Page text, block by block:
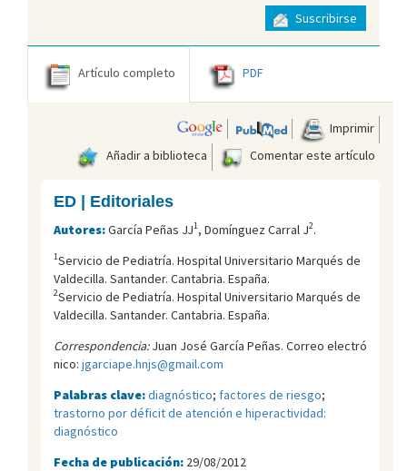
Suscribirse
Artículo completo PDF
Imprimir
Añadir a biblioteca
Comentar este artículo
ED | Editoriales
Autores:García Peñas JJ1, Domínguez Carral J2.
1Servicio de Pediatría. Hospital Universitario Marqués de
Valdecilla. Santander. Cantabria. España.
2Servicio de Pediatría. Hospital Universitario Marqués de
Valdecilla. Santander. Cantabria. España.
Correspondencia:Juan José García Peñas. Correo electró
nico: jgarciape.hnjs@gmail.com
Palabras clave:diagnóstico; factores de riesgo;
trastorno por déficit de atención e hiperactividad:
diagnóstico
Fecha de publicación: 29/08/2012